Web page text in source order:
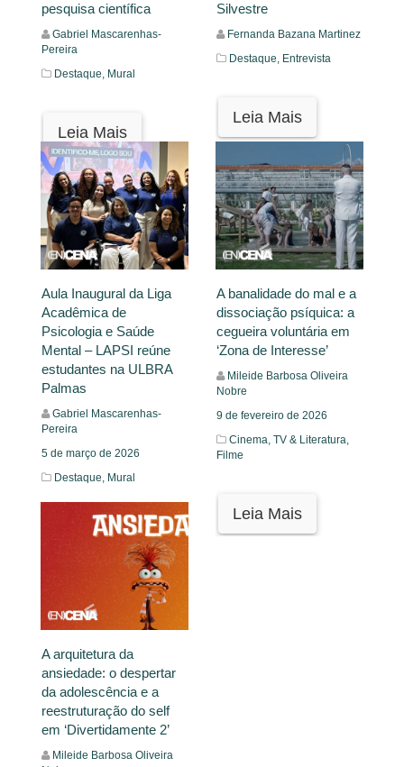
pesquisa científica
Gabriel Mascarenhas-
Pereira
Destaque, Mural
Leia Mais
Silvestre
Fernanda Bazana Martinez
Destaque, Entrevista
Leia Mais
Aula Inaugural da Liga
Acadêmica de
Psicologia e Saúde
Mental – LAPSI reúne
estudantes na ULBRA
Palmas
Gabriel Mascarenhas-
Pereira
5 de março de 2026
Destaque, Mural
Leia Mais
A banalidade do mal e a
dissociação psíquica: a
cegueira voluntária em
‘Zona de Interesse’
Mileide Barbosa Oliveira
Nobre
9 de fevereiro de 2026
Cinema, TV & Literatura,
Filme
Leia Mais
A arquitetura da
ansiedade: o despertar
da adolescência e a
reestruturação do self
em ‘Divertidamente 2’
Mileide Barbosa Oliveira